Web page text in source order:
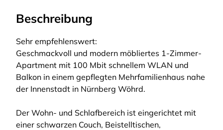
Beschreibung
Sehr empfehlenswert:
Geschmackvoll und modern möbliertes 1-Zimmer-
Apartment mit 100 Mbit schnellem WLAN und
Balkon in einem gepflegten Mehrfamilienhaus nahe
der Innenstadt in Nürnberg Wöhrd.
Der Wohn- und Schlafbereich ist eingerichtet mit
einer schwarzen Couch, Beistelltischen,